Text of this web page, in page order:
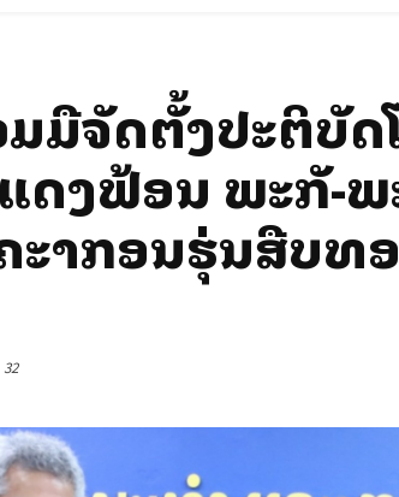
ມມືຈັດຕັ້ງປະຕິບັ
ງຟ້ອນ ພະລັກ-ພະ
າກອນຮຸ່ນສືບທອ
32